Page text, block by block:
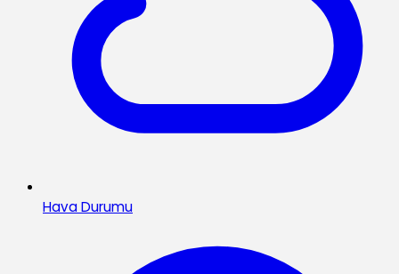
Hava Durumu